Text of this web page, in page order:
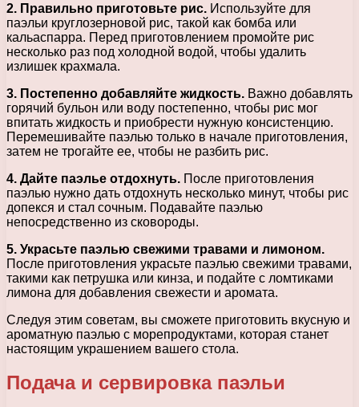
2. Правильно приготовьте рис. Используйте для
паэльи круглозерновой рис, такой как бомба или
кальаспарра. Перед приготовлением промойте рис
несколько раз под холодной водой, чтобы удалить
излишек крахмала.
3. Постепенно добавляйте жидкость. Важно добавлять
горячий бульон или воду постепенно, чтобы рис мог
впитать жидкость и приобрести нужную консистенцию.
Перемешивайте паэлью только в начале приготовления,
затем не трогайте ее, чтобы не разбить рис.
4. Дайте паэлье отдохнуть. После приготовления
паэлью нужно дать отдохнуть несколько минут, чтобы рис
допекся и стал сочным. Подавайте паэлью
непосредственно из сковороды.
5. Украсьте паэлью свежими травами и лимоном.
После приготовления украсьте паэлью свежими травами,
такими как петрушка или кинза, и подайте с ломтиками
лимона для добавления свежести и аромата.
Следуя этим советам, вы сможете приготовить вкусную и
ароматную паэлью с морепродуктами, которая станет
настоящим украшением вашего стола.
Подача и сервировка паэльи